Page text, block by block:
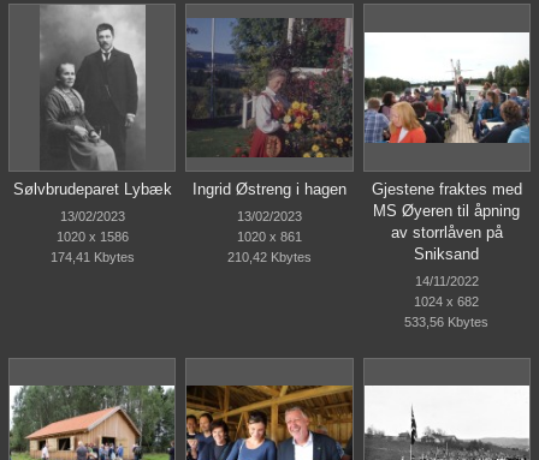
Sølvbrudeparet Lybæk
13/02/2023
1020 x 1586
174,41 Kbytes
Ingrid Østreng i hagen
13/02/2023
1020 x 861
210,42 Kbytes
Gjestene fraktes med
MS Øyeren til åpning
av storrlåven på
Sniksand
14/11/2022
1024 x 682
533,56 Kbytes